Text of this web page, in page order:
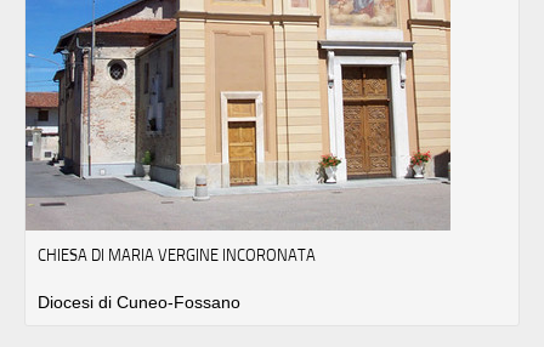
CHIESA DI MARIA VERGINE INCORONATA
Diocesi di Cuneo-Fossano